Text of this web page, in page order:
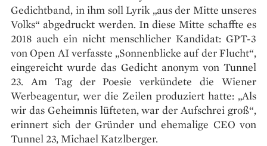
Gedichtband, in ihm soll Lyrik „aus der Mitte unseres
Volks“ abgedruckt werden. In diese Mitte schaffte es
2018 auch ein nicht menschlicher Kandidat: GPT-3
von Open AI verfasste „Sonnenblicke auf der Flucht“,
eingereicht wurde das Gedicht anonym von Tunnel
23. Am Tag der Poesie verkündete die Wiener
Werbeagentur, wer die Zeilen produziert hatte: „Als
wir das Geheimnis lüfteten, war der Aufschrei groß“,
erinnert sich der Gründer und ehemalige CEO von
Tunnel 23, Michael Katzlberger.